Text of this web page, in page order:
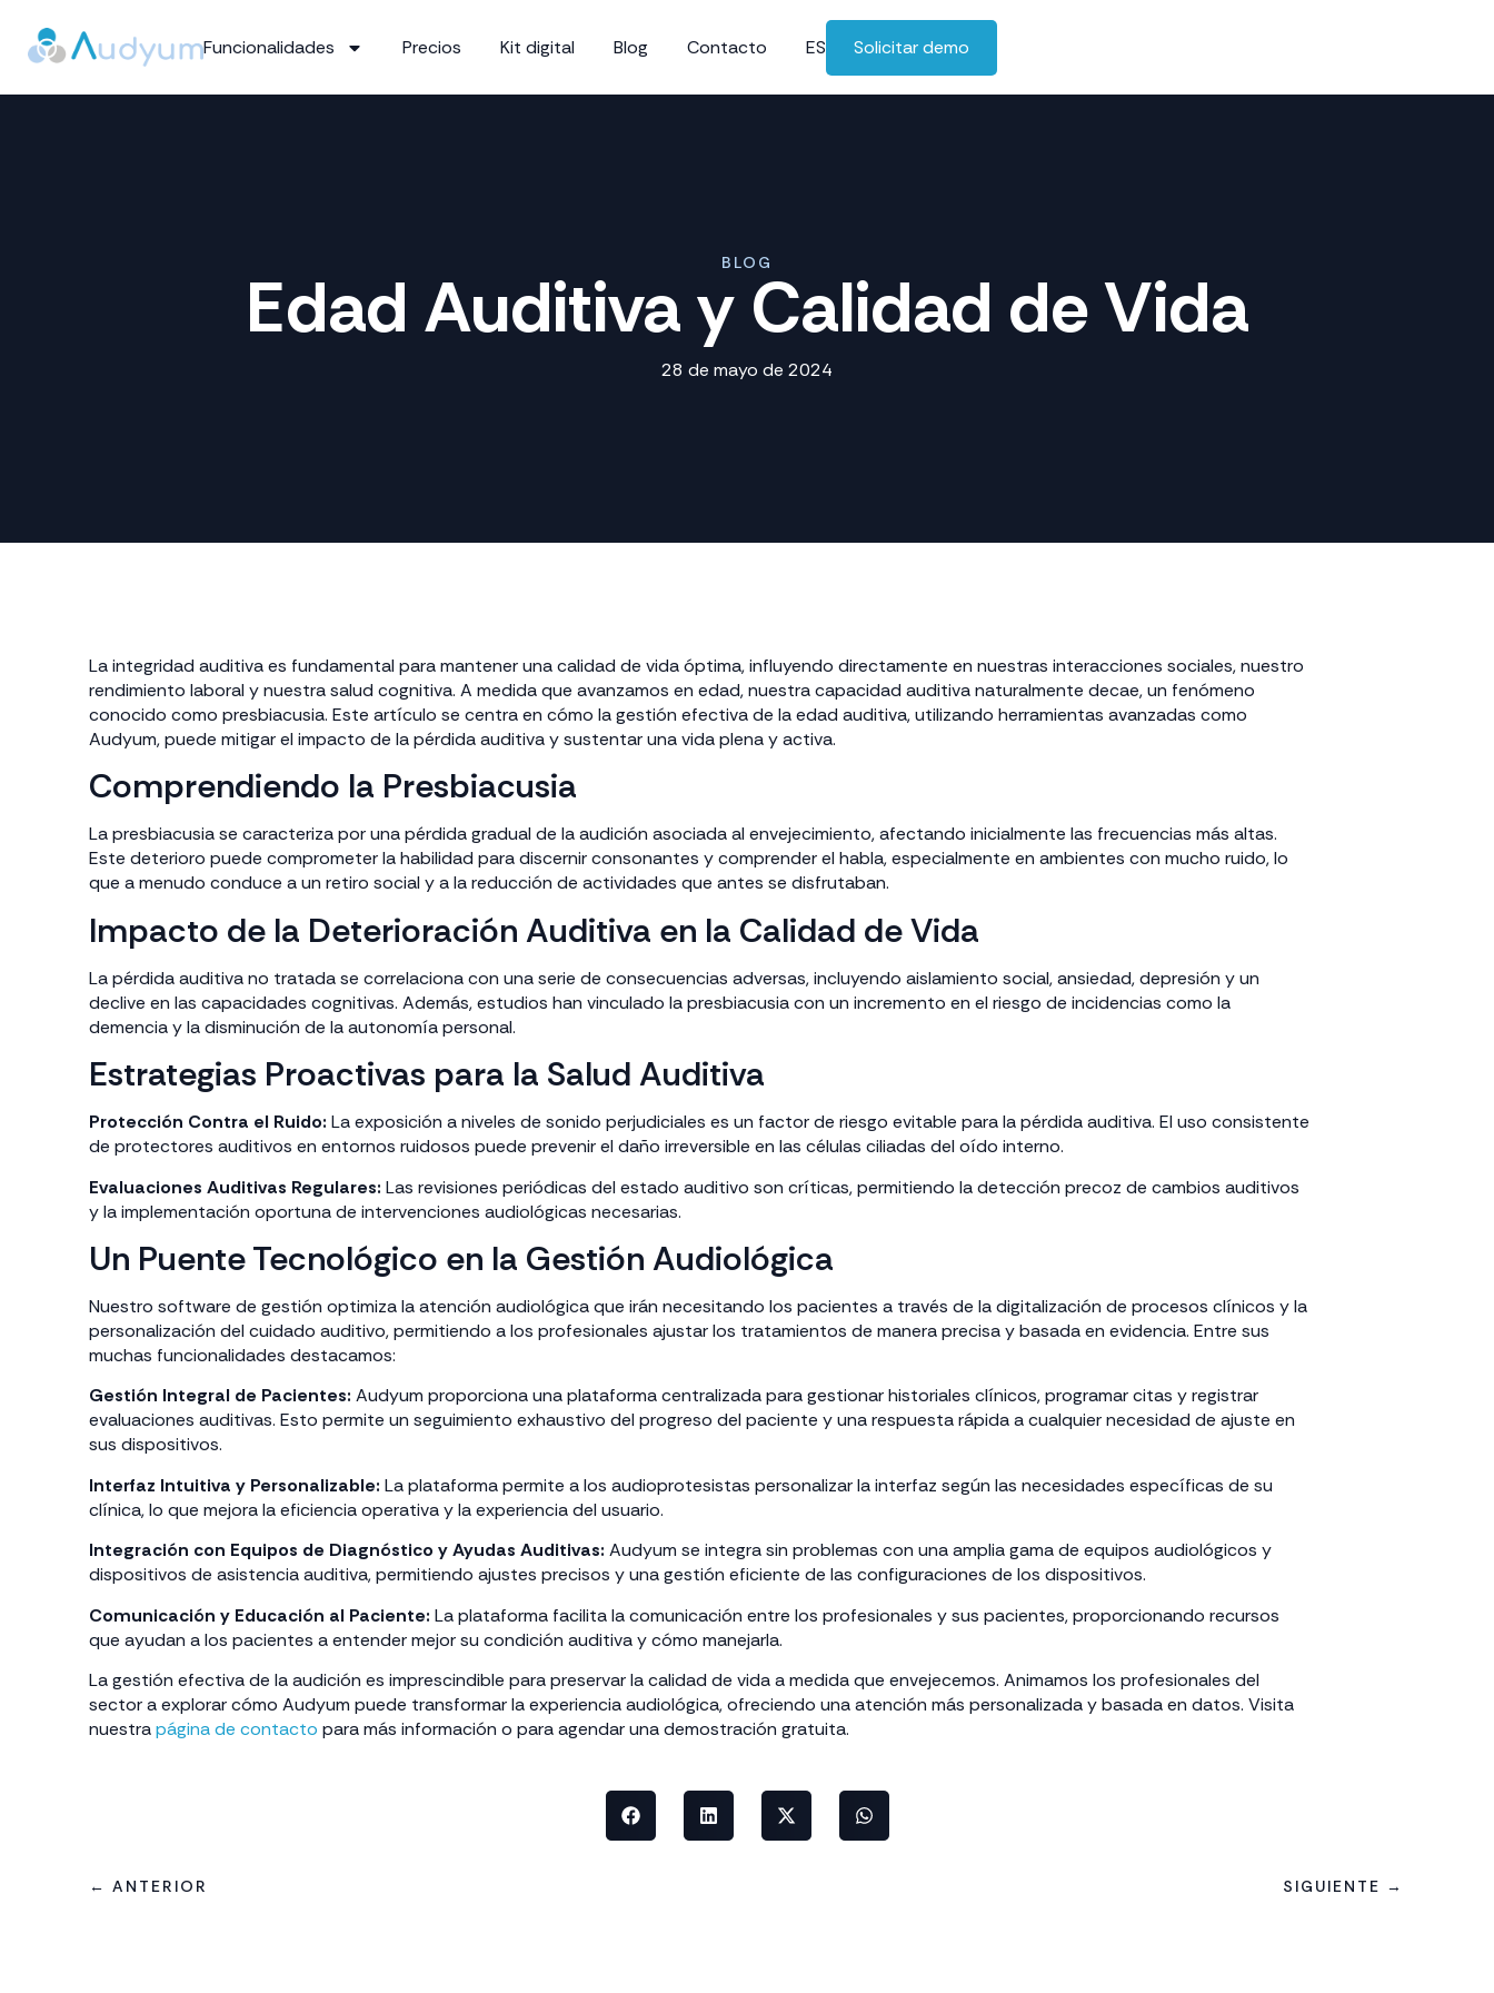
Funcionalidades Precios Kit digital Blog Contacto ES Solicitar demo
BLOG
Edad Auditiva y Calidad de Vida
28 de mayo de 2024
La integridad auditiva es fundamental para mantener una calidad de vida óptima, influyendo directamente en nuestras interacciones sociales, nuestro
rendimiento laboral y nuestra salud cognitiva. A medida que avanzamos en edad, nuestra capacidad auditiva naturalmente decae, un fenómeno
conocido como presbiacusia. Este artículo se centra en cómo la gestión efectiva de la edad auditiva, utilizando herramientas avanzadas como
Audyum, puede mitigar el impacto de la pérdida auditiva y sustentar una vida plena y activa.
Comprendiendo la Presbiacusia
La presbiacusia se caracteriza por una pérdida gradual de la audición asociada al envejecimiento, afectando inicialmente las frecuencias más altas.
Este deterioro puede comprometer la habilidad para discernir consonantes y comprender el habla, especialmente en ambientes con mucho ruido, lo
que a menudo conduce a un retiro social y a la reducción de actividades que antes se disfrutaban.
Impacto de la Deterioración Auditiva en la Calidad de Vida
La pérdida auditiva no tratada se correlaciona con una serie de consecuencias adversas, incluyendo aislamiento social, ansiedad, depresión y un
declive en las capacidades cognitivas. Además, estudios han vinculado la presbiacusia con un incremento en el riesgo de incidencias como la
demencia y la disminución de la autonomía personal.
Estrategias Proactivas para la Salud Auditiva
Protección Contra el Ruido: La exposición a niveles de sonido perjudiciales es un factor de riesgo evitable para la pérdida auditiva. El uso consistente
de protectores auditivos en entornos ruidosos puede prevenir el daño irreversible en las células ciliadas del oído interno.
Evaluaciones Auditivas Regulares: Las revisiones periódicas del estado auditivo son críticas, permitiendo la detección precoz de cambios auditivos
y la implementación oportuna de intervenciones audiológicas necesarias.
Un Puente Tecnológico en la Gestión Audiológica
Nuestro software de gestión optimiza la atención audiológica que irán necesitando los pacientes a través de la digitalización de procesos clínicos y la
personalización del cuidado auditivo, permitiendo a los profesionales ajustar los tratamientos de manera precisa y basada en evidencia. Entre sus
muchas funcionalidades destacamos:
Gestión Integral de Pacientes: Audyum proporciona una plataforma centralizada para gestionar historiales clínicos, programar citas y registrar
evaluaciones auditivas. Esto permite un seguimiento exhaustivo del progreso del paciente y una respuesta rápida a cualquier necesidad de ajuste en
sus dispositivos.
Interfaz Intuitiva y Personalizable: La plataforma permite a los audioprotesistas personalizar la interfaz según las necesidades específicas de su
clínica, lo que mejora la eficiencia operativa y la experiencia del usuario.
Integración con Equipos de Diagnóstico y Ayudas Auditivas: Audyum se integra sin problemas con una amplia gama de equipos audiológicos y
dispositivos de asistencia auditiva, permitiendo ajustes precisos y una gestión eficiente de las configuraciones de los dispositivos.
Comunicación y Educación al Paciente: La plataforma facilita la comunicación entre los profesionales y sus pacientes, proporcionando recursos
que ayudan a los pacientes a entender mejor su condición auditiva y cómo manejarla.
La gestión efectiva de la audición es imprescindible para preservar la calidad de vida a medida que envejecemos. Animamos los profesionales del
sector a explorar cómo Audyum puede transformar la experiencia audiológica, ofreciendo una atención más personalizada y basada en datos. Visita
nuestrapágina de contacto para más información o para agendar una demostración gratuita.
← ANTERIOR SIGUIENTE →